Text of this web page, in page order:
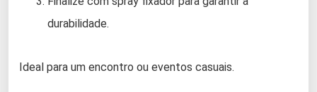
durabilidade.
Ideal para um encontro ou eventos casuais.